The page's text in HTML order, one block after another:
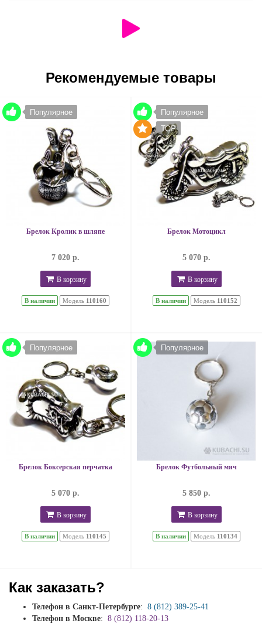
Рекомендуемые товары
Популярное
Брелок Кролик в шляпе
7 020 р.
В корзину
В наличии Модель 110160
Популярное
TOP
Брелок Мотоцикл
5 070 р.
В корзину
В наличии Модель 110152
Популярное
Брелок Боксерская перчатка
5 070 р.
В корзину
В наличии Модель 110145
Популярное
Брелок Футбольный мяч
5 850 р.
В корзину
В наличии Модель 110134
Как заказать?
Телефон в Санкт-Петербурге: 8 (812) 389-25-41
Телефон в Москве: 8 (812) 118-20-13